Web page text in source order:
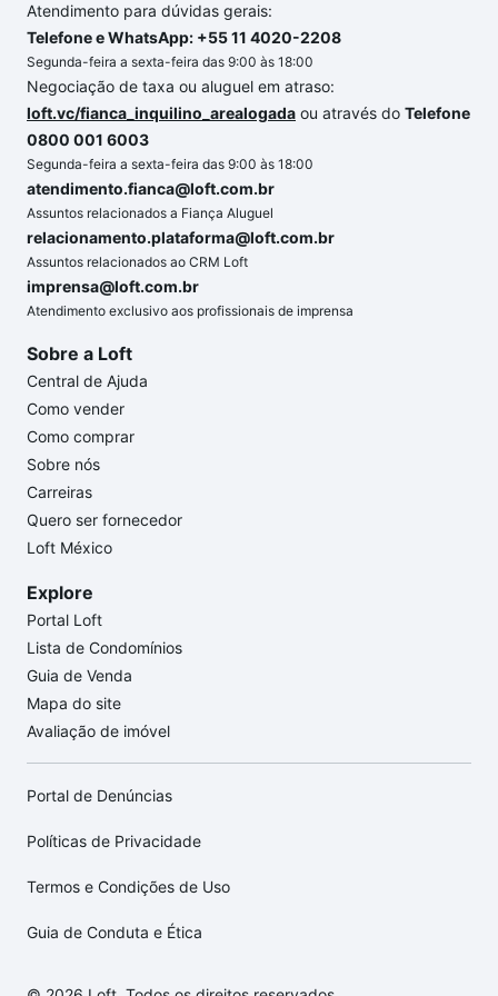
Atendimento para dúvidas gerais:
Telefone e WhatsApp: +55 11 4020-2208
Segunda-feira a sexta-feira das 9:00 às 18:00
Negociação de taxa ou aluguel em atraso:
loft.vc/fianca_inquilino_arealogada ou através do Telefone
0800 001 6003
Segunda-feira a sexta-feira das 9:00 às 18:00
atendimento.fianca@loft.com.br
Assuntos relacionados a Fiança Aluguel
relacionamento.plataforma@loft.com.br
Assuntos relacionados ao CRM Loft
imprensa@loft.com.br
Atendimento exclusivo aos profissionais de imprensa
Sobre a Loft
Central de Ajuda
Como vender
Como comprar
Sobre nós
Carreiras
Quero ser fornecedor
Loft México
Explore
Portal Loft
Lista de Condomínios
Guia de Venda
Mapa do site
Avaliação de imóvel
Portal de Denúncias
Políticas de Privacidade
Termos e Condições de Uso
Guia de Conduta e Ética